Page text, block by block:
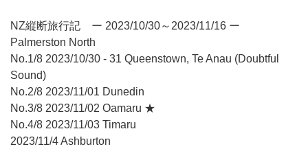
NZ縦断旅行記 ー 2023/10/30～2023/11/16 ー
Palmerston North
No.1/8 2023/10/30 - 31 Queenstown, Te Anau (Doubtful
Sound)
No.2/8 2023/11/01 Dunedin
No.3/8 2023/11/02 Oamaru ★
No.4/8 2023/11/03 Timaru
2023/11/4 Ashburton